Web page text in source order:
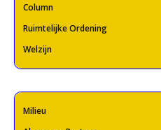
Column
Ruimtelijke Ordening
Welzijn
Milieu